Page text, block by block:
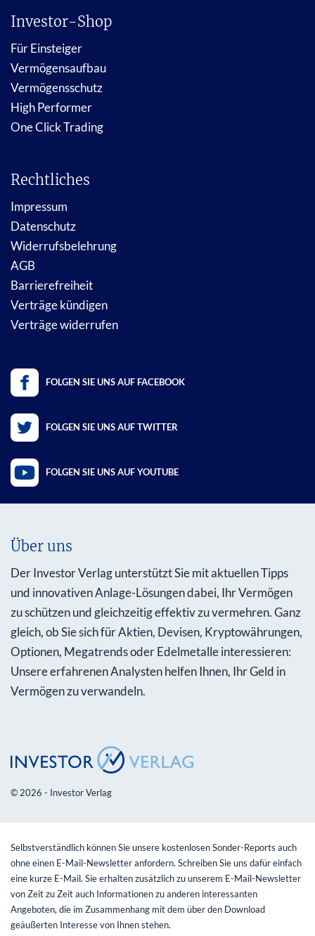
Investor-Shop
Für Einsteiger
Vermögensaufbau
Vermögensschutz
High Performer
One Click Trading
Rechtliches
Impressum
Datenschutz
Widerrufsbelehrung
AGB
Barrierefreiheit
Verträge kündigen
Verträge widerrufen
FOLGEN SIE UNS AUF FACEBOOK
FOLGEN SIE UNS AUF TWITTER
FOLGEN SIE UNS AUF YOUTUBE
Über uns
Der Investor Verlag unterstützt Sie mit aktuellen Tipps
und innovativen Anlage-Lösungen dabei, Ihr Vermögen
zu schützen und gleichzeitig effektiv zu vermehren. Ganz
gleich, ob Sie sich für Aktien, Devisen, Kryptowährungen,
Optionen, Megatrends oder Edelmetalle interessieren:
Unsere erfahrenen Analysten helfen Ihnen, Ihr Geld in
Vermögen zu verwandeln.
© 2026 - Investor Verlag
Selbstverständlich können Sie unsere kostenlosen Sonder-Reports auch
ohne einen E-Mail-Newsletter anfordern. Schreiben Sie uns dafür einfach
eine kurze E-Mail. Sie erhalten zusätzlich zu unserem E-Mail-Newsletter
von Zeit zu Zeit auch Informationen zu anderen interessanten
Angeboten, die im Zusammenhang mit dem über den Download
geäußerten Interesse von Ihnen stehen.